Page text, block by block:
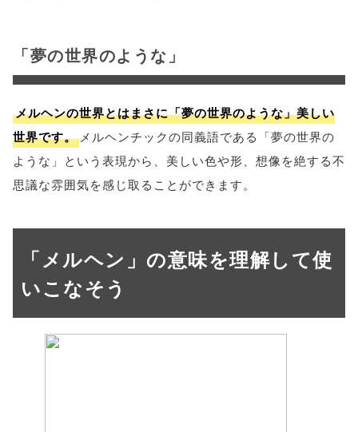
「夢の世界のような」
メルヘンの世界とはまさに「夢の世界のような」美しい
世界です。 メルヘンチックの同義語である「夢の世界の
ような」という表現から、美しい色や形、想像を絶する不
思議な雰囲気を感じ取ることができます。
「メルヘン」の意味を理解して使
いこなそう